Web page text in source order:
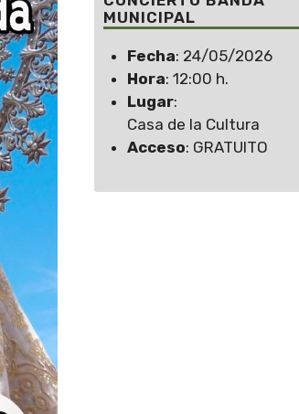
MUNICIPAL
Fecha: 24/05/2026
Hora: 12:00 h.
Lugar:
Casa de la Cultura
Acceso: GRATUITO